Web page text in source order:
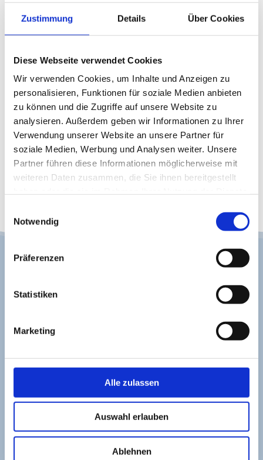
Zustimmung Details Über Cookies
Diese Webseite verwendet Cookies
Wir verwenden Cookies, um Inhalte und Anzeigen zu
personalisieren, Funktionen für soziale Medien anbieten
zu können und die Zugriffe auf unsere Website zu
analysieren. Außerdem geben wir Informationen zu Ihrer
Verwendung unserer Website an unsere Partner für
soziale Medien, Werbung und Analysen weiter. Unsere
Partner führen diese Informationen möglicherweise mit
weiteren Daten zusammen, die Sie ihnen bereitgestellt
Notwendig
Präferenzen
Statistiken
Marketing
Alle zulassen
Auswahl erlauben
Ablehnen
Eigene Produktion der Wasserbecken
Hochglanzoberfläche
Langlebig über Jahrzehnte
Chlor-/Aktivwasserstoff- und UV-
beständig
Inkl. Montage aller gelieferten Anbauteile
Rund um Ihre Wünsche und Vorstellungen zu
Ihrem Wasserbecken sind wir gerne für Sie da!
Becken Berater